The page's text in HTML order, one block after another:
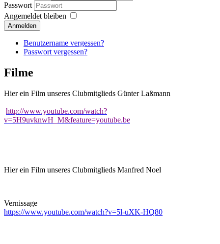
Passwort
Angemeldet bleiben
Anmelden
Benutzername vergessen?
Passwort vergessen?
Filme
Hier ein Film unseres Clubmitglieds Günter Laßmann
http://www.youtube.com/watch?
v=5H9uvknwH_M&feature=youtube.be
Hier ein Film unseres Clubmitglieds Manfred Noel
Vernissage
https://www.youtube.com/watch?v=5l-uXK-HQ80